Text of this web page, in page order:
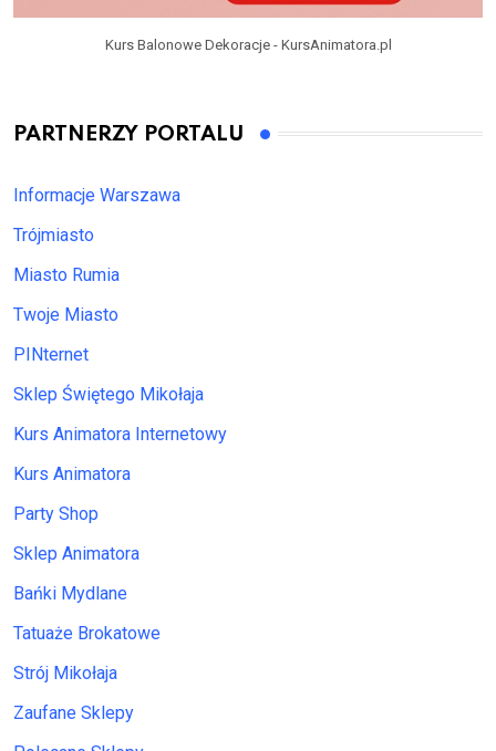
Kurs Balonowe Dekoracje - KursAnimatora.pl
PARTNERZY PORTALU
Informacje Warszawa
Trójmiasto
Miasto Rumia
Twoje Miasto
PINternet
Sklep Świętego Mikołaja
Kurs Animatora Internetowy
Kurs Animatora
Party Shop
Sklep Animatora
Bańki Mydlane
Tatuaże Brokatowe
Strój Mikołaja
Zaufane Sklepy